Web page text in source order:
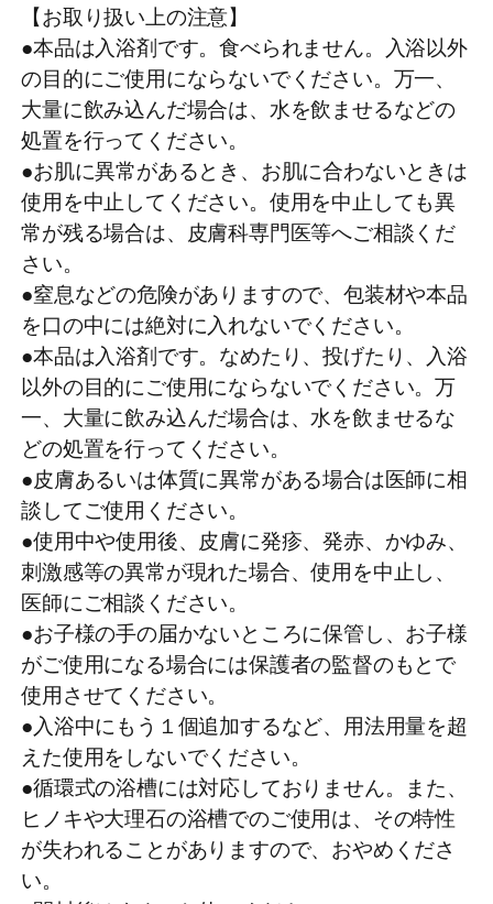
【お取り扱い上の注意】
●本品は入浴剤です。食べられません。入浴以外
の目的にご使用にならないでください。万一、
大量に飲み込んだ場合は、水を飲ませるなどの
処置を行ってください。
●お肌に異常があるとき、お肌に合わないときは
使用を中止してください。使用を中止しても異
常が残る場合は、皮膚科専門医等へご相談くだ
さい。
●窒息などの危険がありますので、包装材や本品
を口の中には絶対に入れないでください。
●本品は入浴剤です。なめたり、投げたり、入浴
以外の目的にご使用にならないでください。万
一、大量に飲み込んだ場合は、水を飲ませるな
どの処置を行ってください。
●皮膚あるいは体質に異常がある場合は医師に相
談してご使用ください。
●使用中や使用後、皮膚に発疹、発赤、かゆみ、
刺激感等の異常が現れた場合、使用を中止し、
医師にご相談ください。
●お子様の手の届かないところに保管し、お子様
がご使用になる場合には保護者の監督のもとで
使用させてください。
●入浴中にもう１個追加するなど、用法用量を超
えた使用をしないでください。
●循環式の浴槽には対応しておりません。また、
ヒノキや大理石の浴槽でのご使用は、その特性
が失われることがありますので、おやめくださ
い。